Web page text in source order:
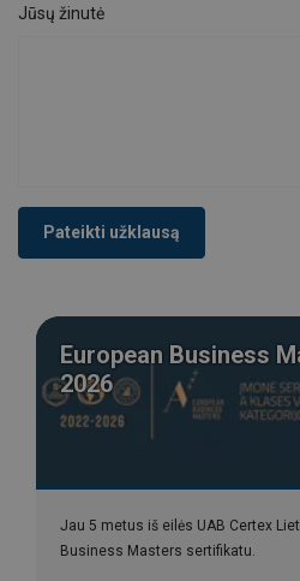
Jūsų žinutė
Pateikti užklausą
European Business
2026
Jau 5 metus iš eilės UAB Certex
Business Masters sertifikatu.